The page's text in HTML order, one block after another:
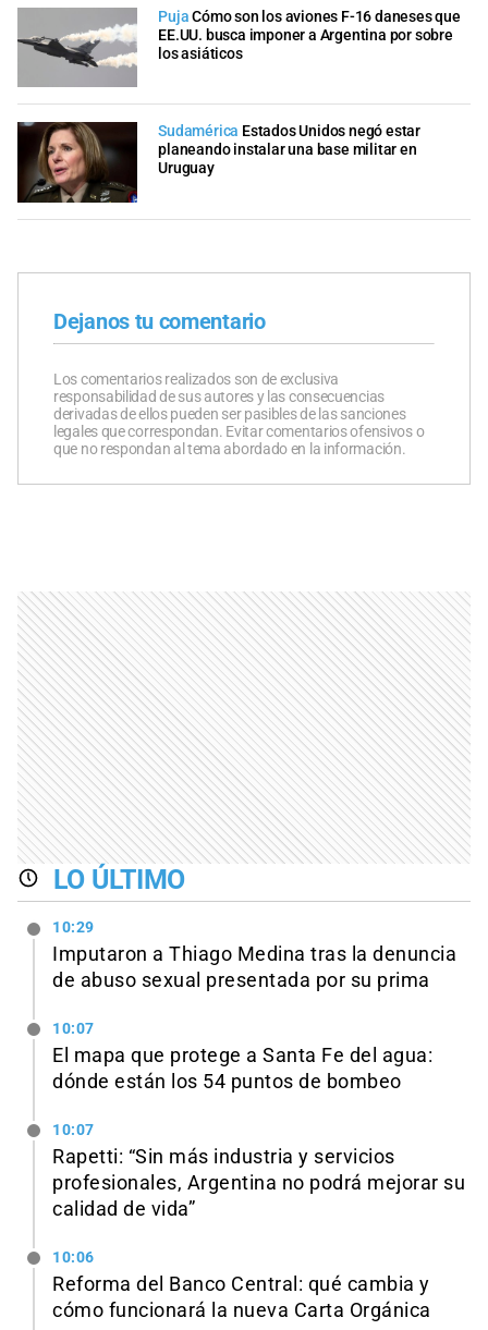
PujaCómo son los aviones F-16 daneses que
EE.UU. busca imponer a Argentina por sobre
los asiáticos
Sudamérica Estados Unidos negó estar
planeando instalar una base militar en
Uruguay
Dejanos tu comentario
Los comentarios realizados son de exclusiva
responsabilidad de sus autores y las consecuencias
derivadas de ellos pueden ser pasibles de las sanciones
legales que correspondan. Evitar comentarios ofensivos o
que no respondan al tema abordado en la información.
LO ÚLTIMO
10:29
Imputaron a Thiago Medina tras la denuncia
de abuso sexual presentada por su prima
10:07
El mapa que protege a Santa Fe del agua:
dónde están los 54 puntos de bombeo
10:07
Rapetti: “Sin más industria y servicios
profesionales, Argentina no podrá mejorar su
calidad de vida”
10:06
Reforma del Banco Central: qué cambia y
cómo funcionará la nueva Carta Orgánica